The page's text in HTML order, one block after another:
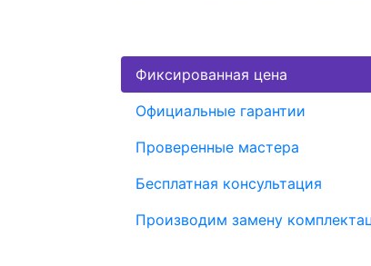
Фиксированная цена
Официальные гарантии
Проверенные мастера
Бесплатная консультация
Производим замену